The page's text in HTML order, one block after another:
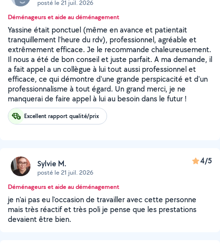
posté le 21 juil. 2026
Déménageurs et aide au déménagement
Yassine était ponctuel (même en avance et patientait
tranquillement l'heure du rdv), professionnel, agréable et
extrêmement efficace. Je le recommande chaleureusement.
Il nous a été de bon conseil et juste parfait. A ma demande, il
a fait appel a un collègue à lui tout aussi professionnel et
efficace, ce qui démontre d'une grande perspicacité et d'un
professionnalisme à tout égard. Un grand merci, je ne
manquerai de faire appel à lui au besoin dans le futur !
Excellent rapport qualité/prix
Sylvie M.
posté le 21 juil. 2026
4/5
Déménageurs et aide au déménagement
je n'ai pas eu l'occasion de travailler avec cette personne
mais très réactif et très poli je pense que les prestations
devaient être bien.